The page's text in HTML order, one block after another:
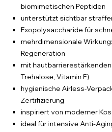
biomimetischen Peptiden
unterstützt sichtbar
Exopolysaccharide für
mehrdimensionale
Regeneration
mit
Trehalose, Vitamin F)
hygienische Airless-
Zertifizierung
inspiriert von moderner
ideal für intensive Anti-